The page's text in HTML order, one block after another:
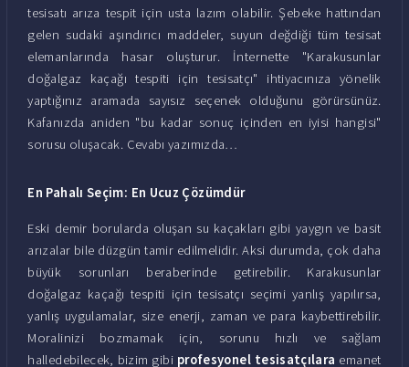
tesisatı arıza tespit için usta lazım olabilir. Şebeke hattından
gelen sudaki aşındırıcı maddeler, suyun değdiği tüm tesisat
elemanlarında hasar oluşturur. İnternette "Karakusunlar
doğalgaz kaçağı tespiti için tesisatçı" ihtiyacınıza yönelik
yaptığınız aramada sayısız seçenek olduğunu görürsünüz.
Kafanızda aniden "bu kadar sonuç içinden en iyisi hangisi"
sorusu oluşacak. Cevabı yazımızda…
En Pahalı Seçim: En Ucuz Çözümdür
Eski demir borularda oluşan su kaçakları gibi yaygın ve basit
arızalar bile düzgün tamir edilmelidir. Aksi durumda, çok daha
büyük sorunları beraberinde getirebilir. Karakusunlar
doğalgaz kaçağı tespiti için tesisatçı seçimi yanlış yapılırsa,
yanlış uygulamalar, size enerji, zaman ve para kaybettirebilir.
Moralinizi bozmamak için, sorunu hızlı ve sağlam
halledebilecek, bizim gibi profesyonel tesisatçılara emanet